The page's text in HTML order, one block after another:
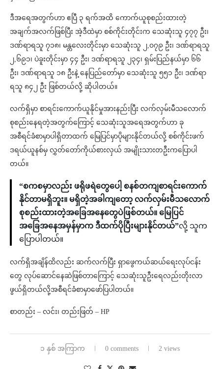
ဒီအရေအတွက်ဟာ ဧပြီ ၃ ရက်အထိ ကောက်ယူစုစည်းထားတဲ့
အချက်အလက်ဖြစ်ပြီး အဲ့ဒီထဲမှာ စစ်ကိုင်းတိုင်းက သေဆုံးသူ ၄၇၇ ဦး၊
ဒဏ်ရာရသူ ၇၁၈၊ မန္တလေးတိုင်းမှာ သေဆုံးသူ ၂,၀၇၉ ဦး၊ ဒဏ်ရာရသူ
၂,၆၉၁၊ ပဲခူးတိုင်းမှာ ၄၄ ဦး၊ ဒဏ်ရာရသူ ၂၃၄၊ ရှမ်းပြည်နယ်မှာ ၆၆
ဦး၊ ဒဏ်ရာရသူ ၁၈ ဦးနဲ့ နေပြည်တော်မှာ သေဆုံးသူ ၅၅၁ ဦး၊ ဒဏ်ရာ
ရသူ ၈၄၂ ဦး ဖြစ်တယ်လို့ ဆိုပါတယ်။
လက်ရှိမှာ စာရင်းကောက်ယူနိုင်မှုအားနည်းပြီး လက်လှမ်းမီသလောက်
စုစည်းနေရတဲ့အတွက်ကြောင့် သေဆုံးသူအရေအတွက်ဟာ ခု
အစီရင်ခံစာမှာပါရှိတာထက် မြေပြင်မှာပိုများနိုင်တယ်လို့ စစ်ကိုင်းဖက်
ဒရယ်ယူနစ်မှ လွှတ်တော်ကိုယ်စားလှယ် အမျိုးသားတဦးကပြောပါ
တယ်။
“စကစမှာလည်း ဖရိုဖရဲတွေပေါ့ စနစ်တကျစာရင်းကောက်
နိုင်တာမရှိဘူး။ မရှိတဲ့အခါကျတော့ လက်လှမ်းမီသလောက်
စုစည်းထားတဲ့အခြေအနေတွေပဲဖြစ်တယ်။ မြေပြင်
အခြေအနေအမှန်မှာက ဒီထက်ပိုပြီးများနိုင်တယ်”လို့ သူက
ပြောပါတယ်။
လက်ရှိအချိန်ထိလည်း ဆက်လက်ပြီး ရှာဖွေကယ်ဆယ်ရေးလုပ်ငန်း
တွေ လုပ်ဆောင်နေဆဲဖြစ်တာကြောင့် သေဆုံးသူဦးရေလည်းတိုးလာ
ဖွယ်ရှိတယ်လို့အစီရင်ခံစာမှာဖော်ပြပါတယ်။
စာတည်း – လင်း၊ တည်းဖြတ် – HP
၁ နှစ် အကြာက 0 comments 2 views